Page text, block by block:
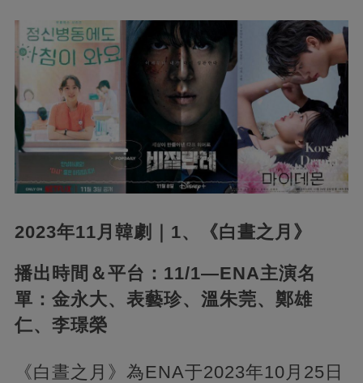
2023年11月韓劇｜1、《白晝之月》
播出時間＆平台：11/1—ENA主演名
單：金永大、表藝珍、溫朱莞、鄭雄
仁、李璟榮
《白晝之月》為ENA于2023年10月25日